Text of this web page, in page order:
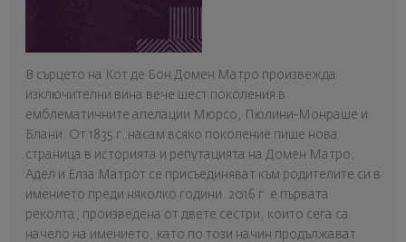
В сърцето на Кот де Бон Домен Матро произвежда
изключителни вина вече шест поколения в
емблематичните апелации Мюрсо, Пюлини-Монраше и
Блани. От 1835 г. насам всяко поколение пише нова
страница в историята и репутацията на Домен Матро.
Адел и Елза Матрот се присъединяват към родителите си в
имението преди няколко години. 2016 г. е първата
реколта, произведена от двете сестри, които сега са
начело на имението, като по този начин продължават